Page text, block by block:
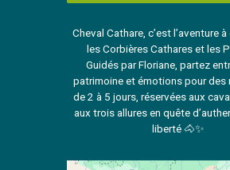
Cheval Cathare, c’est l’aventure
les Corbières Cathares et les
Guidés par Floriane, partez
patrimoine et émotions pour des
de 2 à 5 jours, réservées aux
aux trois allures en quête
liberté 🐴✨